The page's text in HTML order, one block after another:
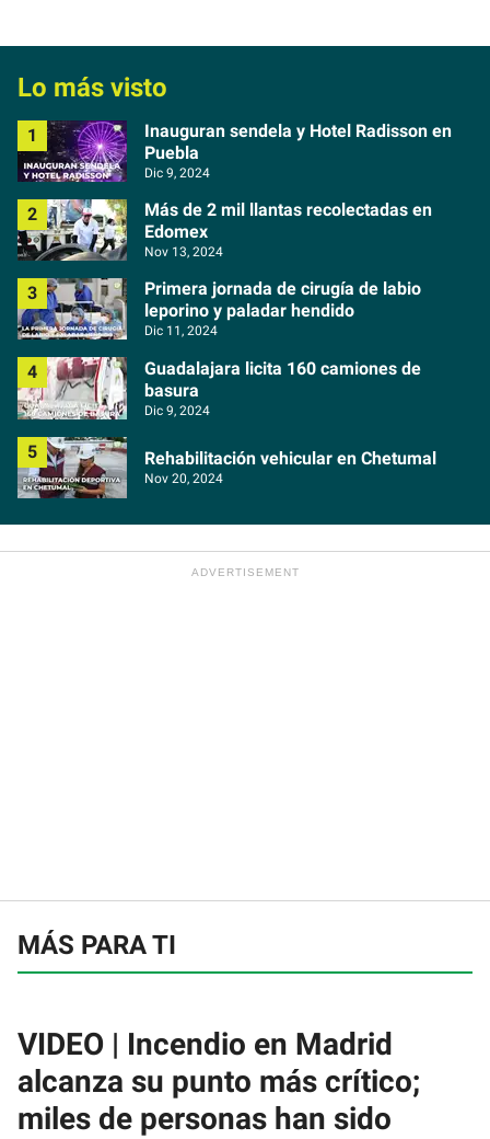
Lo más visto
Inauguran sendela y Hotel Radisson en
Puebla
Dic 9, 2024
Más de 2 mil llantas recolectadas en
Edomex
Nov 13, 2024
Primera jornada de cirugía de labio
leporino y paladar hendido
Dic 11, 2024
Guadalajara licita 160 camiones de
basura
Dic 9, 2024
Rehabilitación vehicular en Chetumal
Nov 20, 2024
MÁS PARA TI
VIDEO | Incendio en Madrid
alcanza su punto más crítico;
miles de personas han sido